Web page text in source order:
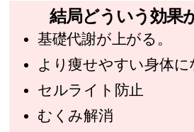
結局どういう効果
基礎代謝が上がる。
より痩せやすい身体に
セルライト防止
むくみ解消